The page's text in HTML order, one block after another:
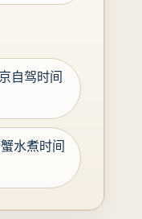
自驾时间
水煮时间